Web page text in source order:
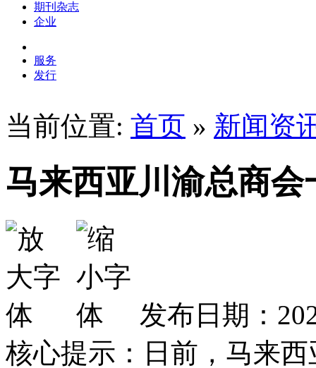
期刊杂志
企业
服务
发行
当前位置: 首页 » 新闻资
马来西亚川渝总商
发布日期：
核心提示：日前，马来